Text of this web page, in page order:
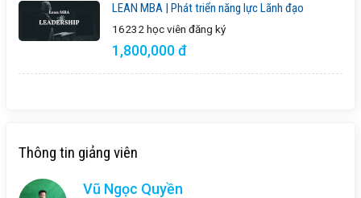
LEAN MBA | Phát triển năng lực Lãnh đạo
16232 học viên đăng ký
1,800,000 đ
Thông tin giảng viên
Vũ Ngọc Quyền